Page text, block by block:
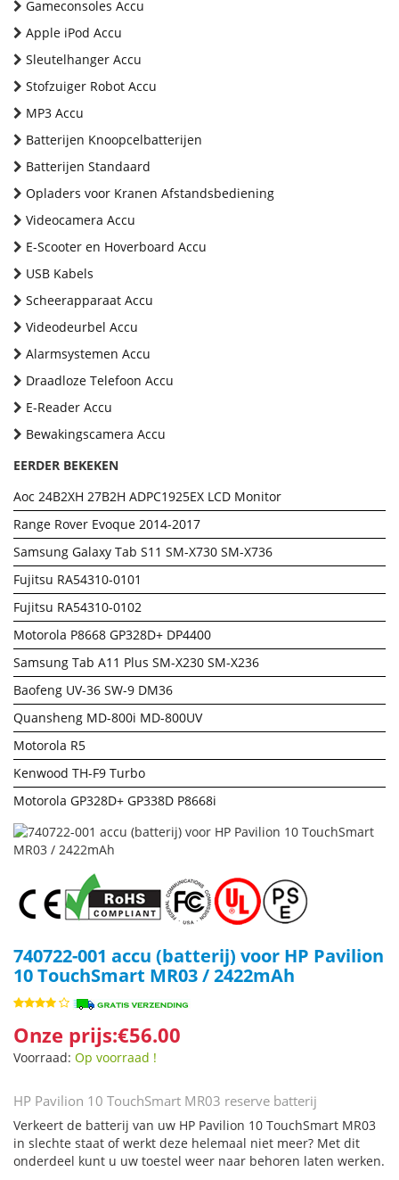
Gameconsoles Accu
Apple iPod Accu
Sleutelhanger Accu
Stofzuiger Robot Accu
MP3 Accu
Batterijen Knoopcelbatterijen
Batterijen Standaard
Opladers voor Kranen Afstandsbediening
Videocamera Accu
E-Scooter en Hoverboard Accu
USB Kabels
Scheerapparaat Accu
Videodeurbel Accu
Alarmsystemen Accu
Draadloze Telefoon Accu
E-Reader Accu
Bewakingscamera Accu
EERDER BEKEKEN
Aoc 24B2XH 27B2H ADPC1925EX LCD Monitor
Range Rover Evoque 2014-2017
Samsung Galaxy Tab S11 SM-X730 SM-X736
Fujitsu RA54310-0101
Fujitsu RA54310-0102
Motorola P8668 GP328D+ DP4400
Samsung Tab A11 Plus SM-X230 SM-X236
Baofeng UV-36 SW-9 DM36
Quansheng MD-800i MD-800UV
Motorola R5
Kenwood TH-F9 Turbo
Motorola GP328D+ GP338D P8668i
740722-001 accu (batterij) voor HP Pavilion
10 TouchSmart MR03 / 2422mAh
Onze prijs:€56.00
Voorraad: Op voorraad !
HP Pavilion 10 TouchSmart MR03 reserve batterij
Verkeert de batterij van uw HP Pavilion 10 TouchSmart MR03
in slechte staat of werkt deze helemaal niet meer? Met dit
onderdeel kunt u uw toestel weer naar behoren laten werken.